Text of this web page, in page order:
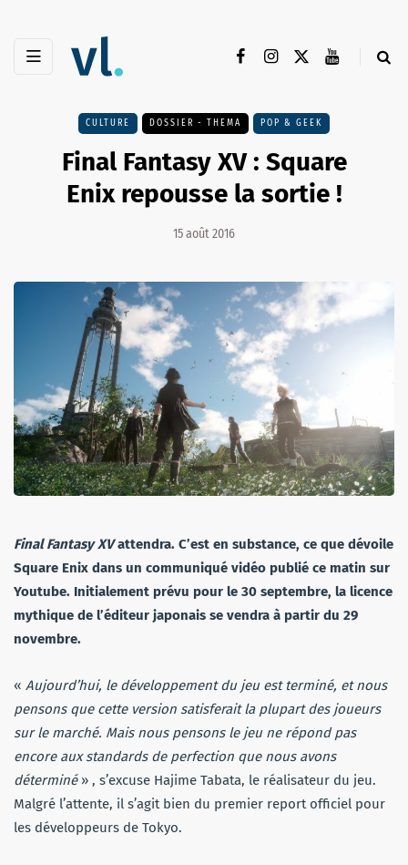
CULTURE DOSSIER - THEMA POP & GEEK
Final Fantasy XV : Square
Enix repousse la sortie !
15 août 2016
Final Fantasy XVattendra. C’est en substance, ce que dévoile
Square Enix dans un communiqué vidéo publié ce matin sur
Youtube. Initialement prévu pour le 30 septembre, la licence
mythique de l’éditeur japonais se vendra à partir du 29
novembre.
« Aujourd’hui, le développement du jeu est terminé, et nous
pensons que cette version satisferait la plupart des joueurs
sur le marché. Mais nous pensons le jeu ne répond pas
encore aux standards de perfection que nous avons
déterminé» , s’excuse Hajime Tabata, le réalisateur du jeu.
Malgré l’attente, il s’agit bien du premier report officiel pour
les développeurs de Tokyo.